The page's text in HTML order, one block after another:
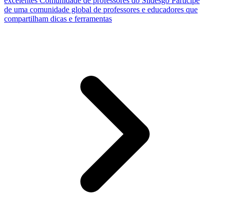
de uma comunidade global de professores e educadores que
compartilham dicas e ferramentas